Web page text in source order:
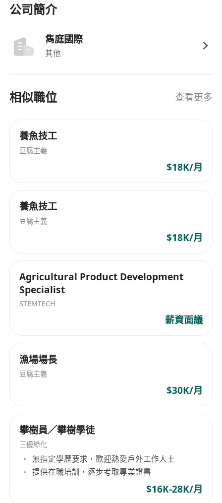
公司簡介
雋庭國際
其他
相似職位 查看更多
養魚技工
豆腐主義
$18K/月
養魚技工
豆腐主義
$18K/月
Agricultural Product Development
Specialist
STEMTECH
薪資面議
漁場場長
豆腐主義
$30K/月
攀樹員／攀樹學徒
三優綠化
無指定學歷要求，歡迎熱愛戶外工作人士
提供在職培訓，逐步考取專業證書
$16K-28K/月